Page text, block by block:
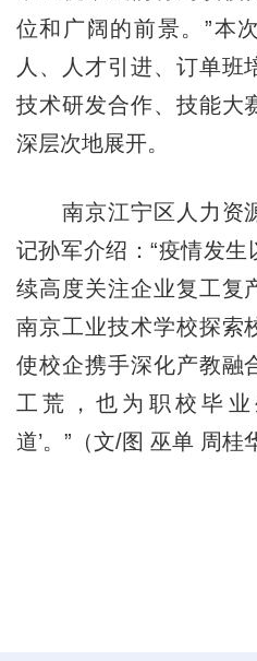
位和广阔的前景。”本
人、人才引进、订单班
技术研发合作、技能大
深层次地展开。
南京江宁区人力资
记孙军介绍：“疫情发
续高度关注企业复工复
南京工业技术学校探索
使校企携手深化产教融
工荒，也为职校毕
道’。”（文/图 巫单 周桂